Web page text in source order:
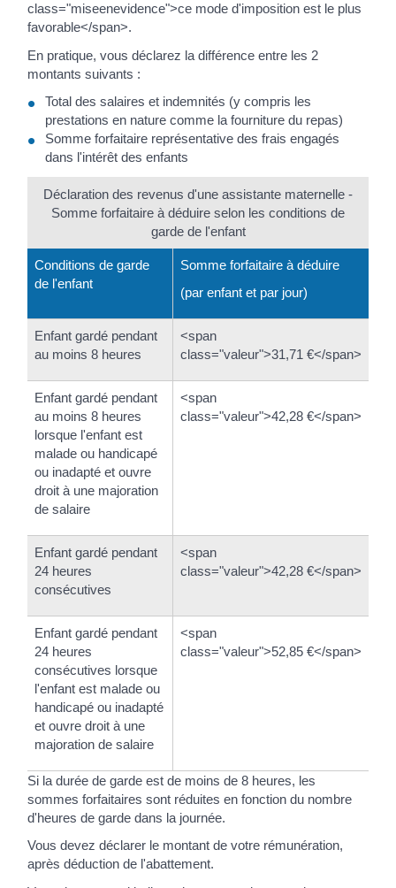
class="miseenevidence">ce mode d'imposition est le plus
favorable</span>.
En pratique, vous déclarez la différence entre les 2
montants suivants :
Total des salaires et indemnités (y compris les
prestations en nature comme la fourniture du repas)
Somme forfaitaire représentative des frais engagés
dans l'intérêt des enfants
Déclaration des revenus d'une assistante maternelle -
Somme forfaitaire à déduire selon les conditions de
garde de l'enfant
Conditions de garde
de l'enfant
Somme forfaitaire à déduire
(par enfant et par jour)
Enfant gardé pendant
au moins 8 heures
<span
class="valeur">31,71 €</span>
Enfant gardé pendant
au moins 8 heures
lorsque l'enfant est
malade ou handicapé
ou inadapté et ouvre
droit à une majoration
de salaire
<span
class="valeur">42,28 €</span>
Enfant gardé pendant
24 heures
consécutives
<span
class="valeur">42,28 €</span>
Enfant gardé pendant
24 heures
consécutives lorsque
l'enfant est malade ou
handicapé ou inadapté
et ouvre droit à une
majoration de salaire
<span
class="valeur">52,85 €</span>
Si la durée de garde est de moins de 8 heures, les
sommes forfaitaires sont réduites en fonction du nombre
d'heures de garde dans la journée.
Vous devez déclarer le montant de votre rémunération,
après déduction de l'abattement.